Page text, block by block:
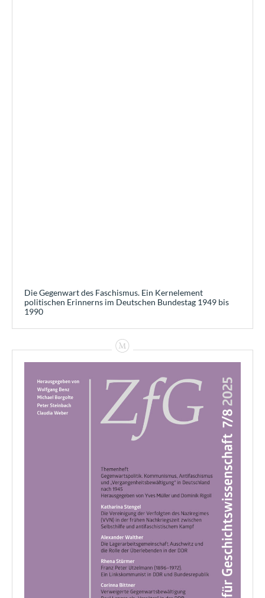
Die Gegenwart des Faschismus. Ein Kernelement
politischen Erinnerns im Deutschen Bundestag 1949 bis
1990